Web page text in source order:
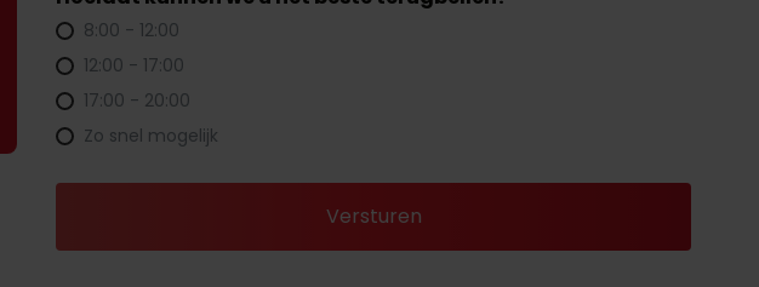
8:00 - 12:00
12:00 - 17:00
17:00 - 20:00
Zo snel mogelijk